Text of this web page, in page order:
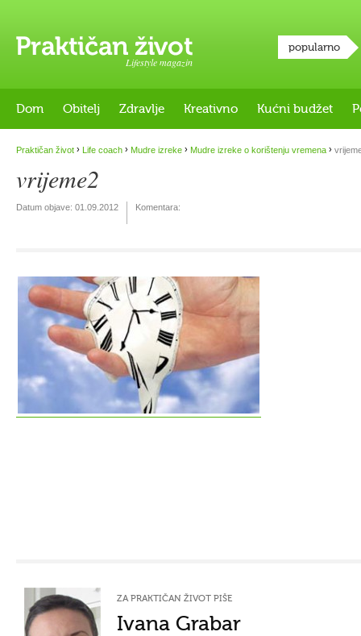
Lifestyle magazin
popularno
Dom Obitelj Zdravlje Kreativno Kućni budžet
Praktičan život › Life coach › Mudre izreke › Mudre izreke o korištenju vremena ›
vrijeme2
Datum objave: 01.09.2012 Komentara:
ZA PRAKTIČAN ŽIVOT PIŠE
Ivana Grabar